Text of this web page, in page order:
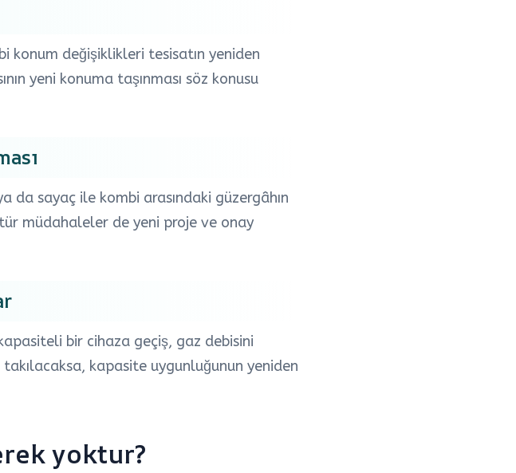
değişiklikleri tesisatın yeniden
yeni konuma taşınması söz konusu
da sayaç ile kombi arasındaki güzergâhın
tür müdahaleler de yeni proje ve onay
bir cihaza geçiş, gaz debisini
kapasite uygunluğunun yeniden
yoktur?